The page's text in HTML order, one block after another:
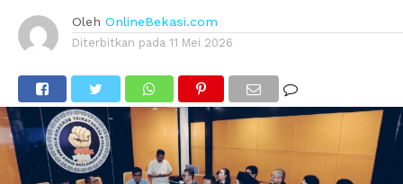
Oleh OnlineBekasi.com
Diterbitkan pada 11 Mei 2026